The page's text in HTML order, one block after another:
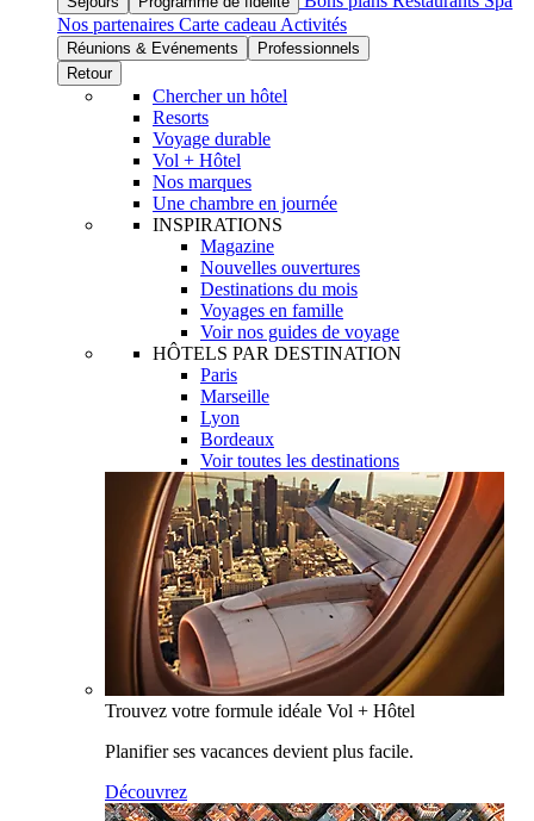
Nos partenaires Carte cadeau Activités
Réunions & Evénements
Professionnels
Retour
Chercher un hôtel
Resorts
Voyage durable
Vol + Hôtel
Nos marques
Une chambre en journée
INSPIRATIONS
Magazine
Nouvelles ouvertures
Destinations du mois
Voyages en famille
Voir nos guides de voyage
HÔTELS PAR DESTINATION
Paris
Marseille
Lyon
Bordeaux
Voir toutes les destinations
Trouvez votre formule idéale Vol + Hôtel
Planifier ses vacances devient plus facile.
Découvrez